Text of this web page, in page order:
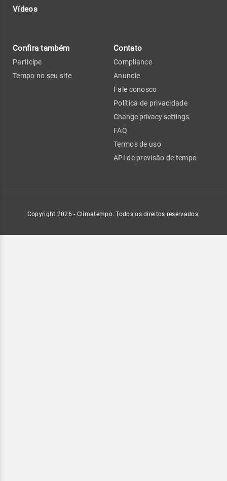
Vídeos
Confira também
Participe
Tempo no seu site
Contato
Compliance
Anuncie
Fale conosco
Política de privacidade
Change privacy settings
FAQ
Termos de uso
API de previsão de tempo
Copyright 2026 - Climatempo. Todos os direitos reservados.